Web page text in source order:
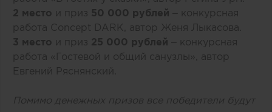
2 место и приз 50 000 рублей – конкурсная
работа Concept DARK , автор Женя Лыкасова
3 место и приз 25 000 рублей – конкурсная
работа «Гостевой и общий санузлы»
, автор
Евгений Ряснянский.
Помимо денежных призов все победители будут